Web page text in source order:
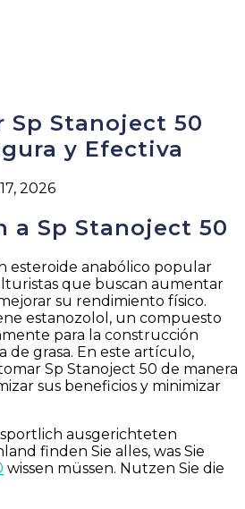
Sp Stanoject 50
y Efectiva
2026
a Sp Stanoject 50
esteroide anabólico popular
que buscan aumentar
su rendimiento físico.
estanozolol, un compuesto
para la construcción
de grasa. En este artículo,
Sp Stanoject 50 de manera
sus beneficios y minimizar
ausgerichteten
finden Sie alles, was Sie
wissen müssen. Nutzen Sie die